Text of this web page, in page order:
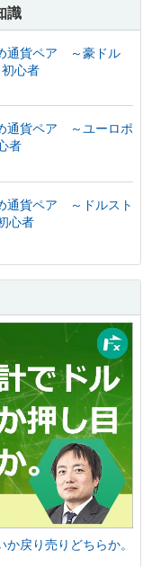
識
通貨ペア ～豪ドル
心者
通貨ペア ～ユーロポ
者
通貨ペア ～ドルスト
心者
戻り売りどちらか。